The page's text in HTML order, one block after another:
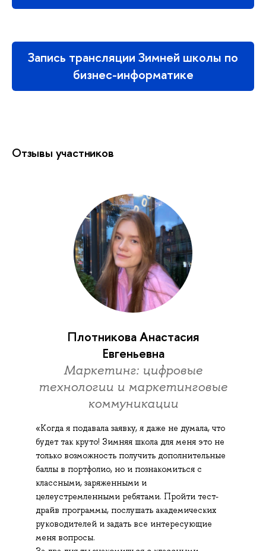
Запись трансляции Зимней школы по
бизнес-информатике
Отзывы участников
Плотникова Анастасия
Евгеньевна
Маркетинг: цифровые
технологии и маркетинговые
коммуникации
«Когда я подавала заявку, я даже не думала, что
будет так круто! Зимняя школа для меня это не
только возможность получить дополнительные
баллы в портфолио, но и познакомиться с
классными, заряженными и
целеустремленными ребятами. Пройти тест-
драйв программы, послушать академических
руководителей и задать все интересующие
меня вопросы.